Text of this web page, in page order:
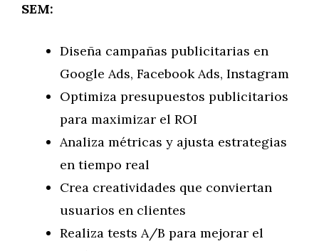
SEM:
Diseña campañas publicitarias en
Google Ads, Facebook Ads, Instagram
Optimiza presupuestos publicitarios
para maximizar el ROI
Analiza métricas y ajusta estrategias
en tiempo real
Crea creatividades que conviertan
usuarios en clientes
Realiza tests A/B para mejorar el